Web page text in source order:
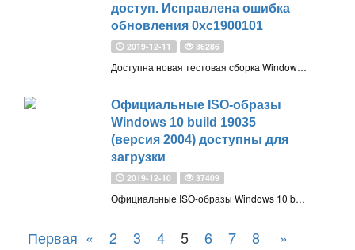
доступ. Исправлена ошибка
обновления 0xc1900101
2019-12-11 36286
Доступна новая тестовая сборка Windows 10 build 19041, версия 2004 (20H1), предназначенная для участников программы Windows Insider с приоритетом обновления Ранний доступ и Поздний доступ
Официальные ISO-образы
Windows 10 build 19035
(версия 2004) доступны для
загрузки
2019-12-10 37409
Официальные ISO-образы Windows 10 build 19035 (20H1) доступны для загрузки инсайдерам на каналах Ранний и Поздний доступ. Это первая сборка с номером Windows 10 (версия 2004), которую Microsoft разместила на сайте программы Windows Insider
Первая « 2 3 4 5 6 7 8 »